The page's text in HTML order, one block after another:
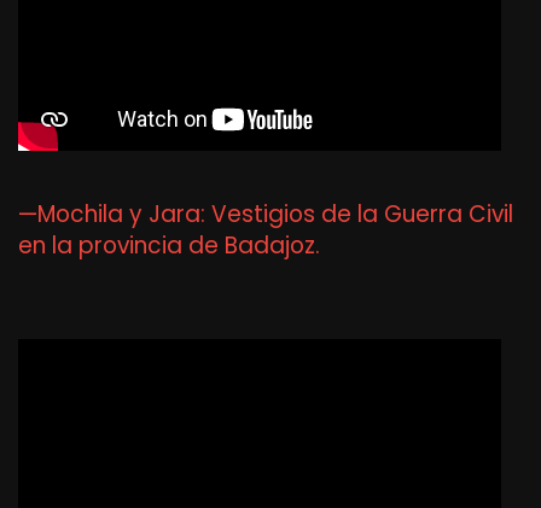
—Mochila y Jara: Vestigios de la Guerra Civil
en la provincia de Badajoz.